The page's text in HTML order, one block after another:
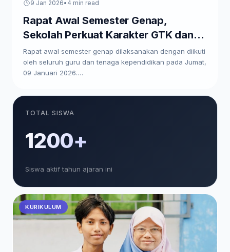
9 Jan 2026• 4 min read
Rapat Awal Semester Genap,
Sekolah Perkuat Karakter GTK dan
Paparkan Program Kerja
Rapat awal semester genap dilaksanakan dengan diikuti
oleh seluruh guru dan tenaga kependidikan pada Jumat,
09 Januari 2026.…
TOTAL SISWA
1200+
Siswa aktif tahun ajaran ini
KURIKULUM